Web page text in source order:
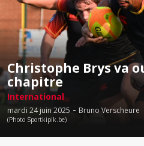
Christophe Brys va
chapitre
International
mardi 24 juin 2025 - Bruno Verscheure
(Photo Sportkipik.be)